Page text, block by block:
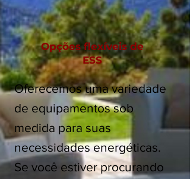
Opções flexíveis de
ESS
Oferecemos uma variedade
de equipamentos sob
medida para suas
necessidades energéticas.
Se você estiver procurando